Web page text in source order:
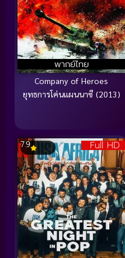
พากย์ไทย
Company of Heroes
ยุทธการโค่นแผนนาซี (2013)
Full HD
7.9